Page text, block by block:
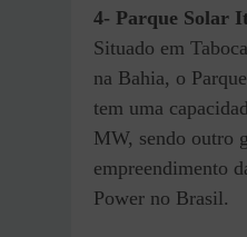
4- Parque Solar
Situado em
na Bahia, o
tem uma
MW, sendo outro
empreendimento
Power no Brasil.